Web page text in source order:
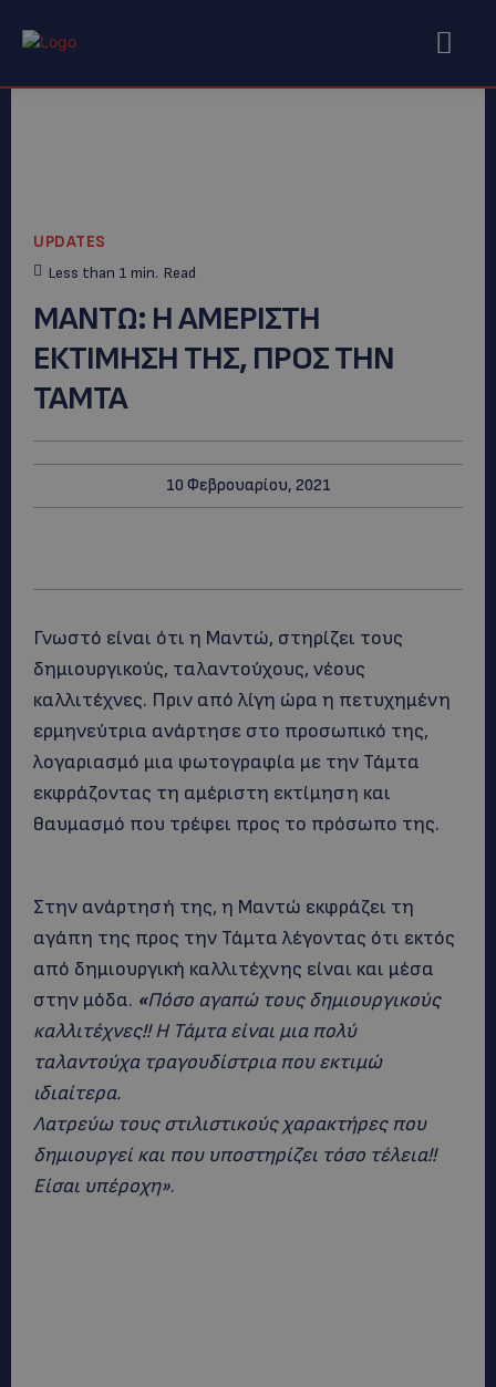
UPDATES
Less than 1 min. Read
ΜΑΝΤΩ: Η ΑΜΕΡΙΣΤΗ
ΕΚΤΙΜΗΣΗ ΤΗΣ, ΠΡΟΣ ΤΗΝ
ΤΑΜΤΑ
10 Φεβρουαρίου, 2021
Γνωστό είναι ότι η Μαντώ, στηρίζει τους
δημιουργικούς, ταλαντούχους, νέους
καλλιτέχνες. Πριν από λίγη ώρα η πετυχημένη
ερμηνεύτρια ανάρτησε στο προσωπικό της,
λογαριασμό μια φωτογραφία με την Τάμτα
εκφράζοντας τη αμέριστη εκτίμηση και
θαυμασμό που τρέφει προς το πρόσωπο της.
Στην ανάρτησή της, η Μαντώ εκφράζει τη
αγάπη της προς την Τάμτα λέγοντας ότι εκτός
από δημιουργική καλλιτέχνης είναι και μέσα
στην μόδα. «Πόσο αγαπώ τους δημιουργικούς
καλλιτέχνες!! Η Τάμτα είναι μια πολύ
ταλαντούχα τραγουδίστρια που εκτιμώ
ιδιαίτερα.
Λατρεύω τους στιλιστικούς χαρακτήρες που
δημιουργεί και που υποστηρίζει τόσο τέλεια!!
Είσαι υπέροχη».